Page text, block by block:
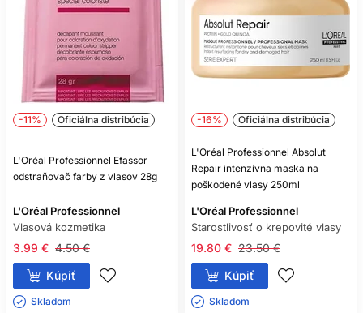
-11% Oficiálna distribúcia
L'Oréal Professionnel Efassor
odstraňovač farby z vlasov 28g
L'Oréal Professionnel
Vlasová kozmetika
4.50 €
3.99 €
Kúpiť
Skladom ㅤ
-16% Oficiálna distribúcia
L'Oréal Professionnel Absolut
Repair intenzívna maska na
poškodené vlasy 250ml
L'Oréal Professionnel
Starostlivosť o krepovité vlasy
23.50 €
19.80 €
Kúpiť
Skladom ㅤ